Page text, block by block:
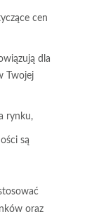
cen
dla
Twojej
rynku,
są
oraz